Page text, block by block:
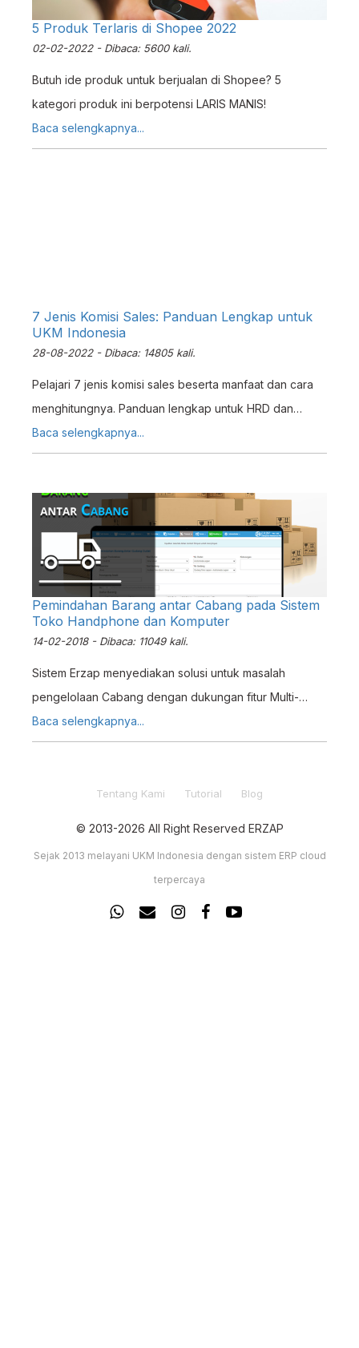
5 Produk Terlaris di Shopee 2022
02-02-2022 - Dibaca: 5600 kali.
Butuh ide produk untuk berjualan di Shopee? 5
kategori produk ini berpotensi LARIS MANIS!
Baca selengkapnya...
7 Jenis Komisi Sales: Panduan Lengkap untuk
UKM Indonesia
28-08-2022 - Dibaca: 14805 kali.
Pelajari 7 jenis komisi sales beserta manfaat dan cara
menghitungnya. Panduan lengkap untuk HRD dan
pemilik UKM dalam menetapkan sistem komisi yang
tepat.
Baca selengkapnya...
Pemindahan Barang antar Cabang pada Sistem
Toko Handphone dan Komputer
14-02-2018 - Dibaca: 11049 kali.
Sistem Erzap menyediakan solusi untuk masalah
pengelolaan Cabang dengan dukungan fitur Multi-
Outlet yang sangat memungkinkan anda untuk
mengakses seluruh data outlet dalam satu sistem yang
salah satu fitur yang kerap digunakan dalam
Baca selengkapnya...
Tentang Kami Tutorial Blog
© 2013-2026 All Right Reserved ERZAP
Sejak 2013 melayani UKM Indonesia dengan sistem ERP cloud
terpercaya